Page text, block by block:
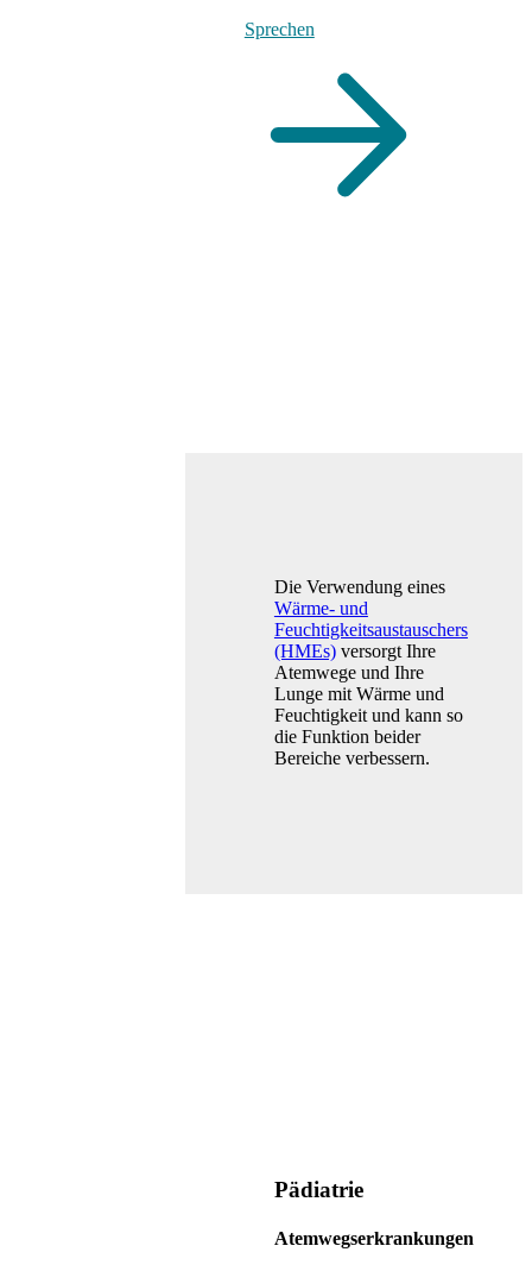
Sprechen
Die Verwendung eines
Wärme- und
Feuchtigkeitsaustauschers
(HMEs)versorgt Ihre
Atemwege und Ihre
Lunge mit Wärme und
Feuchtigkeit und kann so
die Funktion beider
Bereiche verbessern.
Pädiatrie
Atemwegserkrankungen